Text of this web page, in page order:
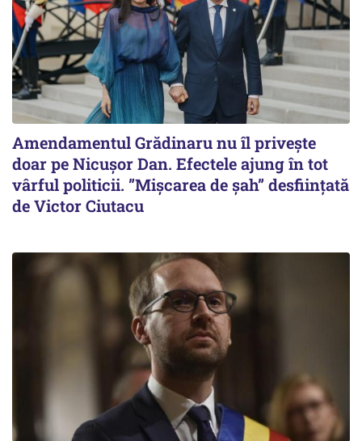
Amendamentul Grădinaru nu îl privește
doar pe Nicușor Dan. Efectele ajung în tot
vârful politicii. ”Mișcarea de șah” desființată
de Victor Ciutacu